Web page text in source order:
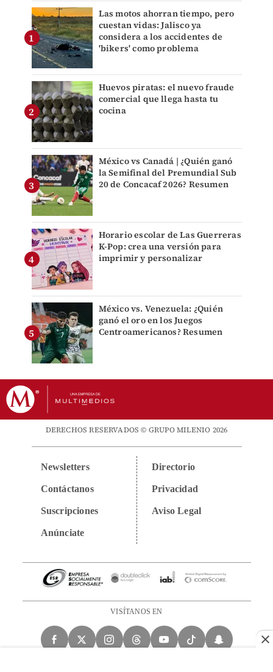
Las motos ahorran tiempo, pero
cuestan vidas: Jalisco ya
considera a los accidentes de
'bikers' como problema
Huevos piratas: el nuevo fraude
comercial que llega hasta tu
cocina
México vs Canadá | ¿Quién ganó
la Semifinal del Premundial Sub
20 de Concacaf 2026? Resumen
Horario escolar de Las Guerreras
K-Pop: crea una versión para
imprimir y personalizar
México vs. Venezuela: ¿Quién
ganó el oro en los Juegos
Centroamericanos? Resumen
DERECHOS RESERVADOS © GRUPO MILENIO 2026
Newsletters
Contáctanos
Suscripciones
Anúnciate
Directorio
Privacidad
Aviso Legal
VISÍTANOS EN